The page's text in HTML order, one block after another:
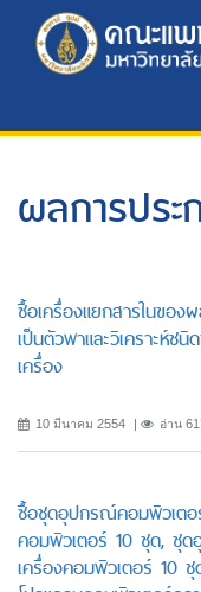
ผลการประ
ซื้อเครื่องแยกสารในของ
เป็นตัวพาและวิเคราะห์ช
เครื่อง
10 มีนาคม 2554 อ่าน
ซื้อชุดอุปกรณ์คอมพิวเตอ
คอมพิวเตอร์ 10 ชุด, ชุด
เครื่องคอมพิวเตอร์ 10